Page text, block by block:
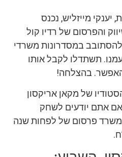
יענקי מייזליש, נכנס
והפרסום של רדיו קול
במסדרונות משרדי
תשתדלו לקבל אותו
האפשר. בהצלחה!
של מקאן אריקסון
אם אתם יודעים לשחק
במשרד פרסום של לפחות שנה